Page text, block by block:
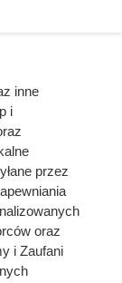
go
inne
i
przez
oraz
i Zaufani